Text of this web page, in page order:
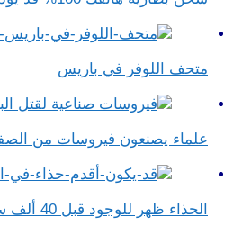
متحف اللوفر في باريس
علماء يصنعون فيروسات من
الحذاء ظهر للوجود قبل 40 ألف سنة.. فما قصته وكيف بدأ…